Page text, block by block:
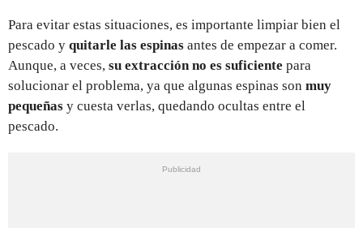
Para evitar estas situaciones, es importante limpiar bien el
pescado y quitarle las espinas antes de empezar a comer.
Aunque, a veces, su extracción no es suficiente para
solucionar el problema, ya que algunas espinas son muy
pequeñas y cuesta verlas, quedando ocultas entre el
pescado.